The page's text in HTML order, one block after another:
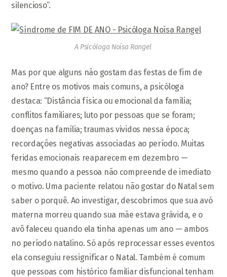
silencioso”.
A Psicóloga Noísa Rangel
Mas por que alguns não gostam das festas de fim de
ano? Entre os motivos mais comuns, a psicóloga
destaca: “Distância física ou emocional da família;
conflitos familiares; luto por pessoas que se foram;
doenças na família; traumas vividos nessa época;
recordações negativas associadas ao período. Muitas
feridas emocionais reaparecem em dezembro —
mesmo quando a pessoa não compreende de imediato
o motivo. Uma paciente relatou não gostar do Natal sem
saber o porquê. Ao investigar, descobrimos que sua avó
materna morreu quando sua mãe estava grávida, e o
avô faleceu quando ela tinha apenas um ano — ambos
no período natalino. Só após reprocessar esses eventos
ela conseguiu ressignificar o Natal. Também é comum
que pessoas com histórico familiar disfuncional tenham